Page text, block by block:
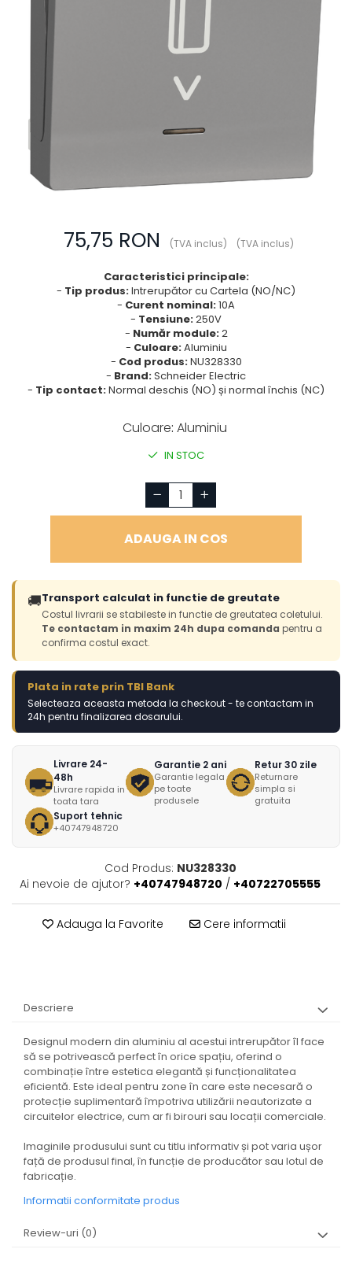
Prize TV
Prize și fișe industriale
Suporturi de fixare
Variator de tensiune
75,75 RON (TVA inclus) (TVA inclus)
Caracteristici principale:
- Tip produs:Intrerupător cu Cartela (NO/NC)
- Curent nominal:10A
- Tensiune:250V
- Număr module:2
- Culoare:Aluminiu
- Cod produs:NU328330
- Brand:Schneider Electric
- Tip contact:Normal deschis (NO) și normal închis (NC)
Culoare: Aluminiu
IN STOC
ADAUGA IN COS
🚚Transport calculat in functie de greutate
Costul livrarii se stabileste in functie de greutatea coletului.
Te contactam in maxim 24h dupa comanda pentru a
confirma costul exact.
Plata in rate prin TBI Bank
Selecteaza aceasta metoda la checkout - te contactam in
24h pentru finalizarea dosarului.
Livrare 24-
48h
Livrare rapida in
toata tara
Garantie 2 ani
Garantie legala
pe toate
produsele
Retur 30 zile
Returnare
simpla si
gratuita
Suport tehnic
+40747948720
Cod Produs: NU328330
Ai nevoie de ajutor? +40747948720 / +40722705555
Adauga la Favorite Cere informatii
Descriere
Designul modern din aluminiu al acestui intrerupător îl face
să se potrivească perfect în orice spațiu, oferind o
combinație între estetica elegantă și funcționalitatea
eficientă. Este ideal pentru zone în care este necesară o
protecție suplimentară împotriva utilizării neautorizate a
circuitelor electrice, cum ar fi birouri sau locații comerciale.
Imaginile produsului sunt cu titlu informativ și pot varia ușor
față de produsul final, în funcție de producător sau lotul de
fabricație.
Informatii conformitate produs
Review-uri (0)